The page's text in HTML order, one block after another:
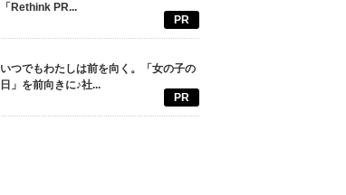
「Rethink PR...
PR
いつでもわたしは前を向く。「女の子の
日」を前向きに♪社...
PR